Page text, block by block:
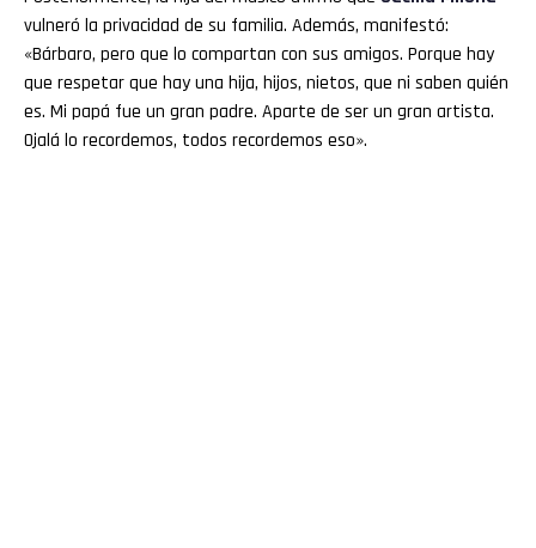
vulneró la privacidad de su familia. Además, manifestó:
«Bárbaro, pero que lo compartan con sus amigos. Porque hay
que respetar que hay una hija, hijos, nietos, que ni saben quién
es. Mi papá fue un gran padre. Aparte de ser un gran artista.
Ojalá lo recordemos, todos recordemos eso».